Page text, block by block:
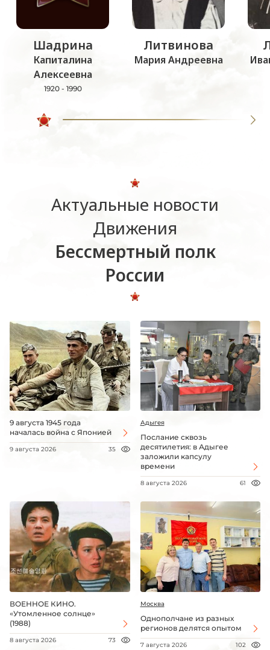
Шадрина
Капиталина
Алексеевна
1920 - 1990
Литвинова
Мария Андреевна
Актуальные новости
Движения
Бессмертный полк
России
9 августа 1945 года
началась война с Японией
9 августа 2026 35
Адыгея
Послание сквозь
десятилетия: в Адыгее
заложили капсулу
времени
8 августа 2026 61
ВОЕННОЕ КИНО.
«Утомленное солнце»
(1988)
8 августа 2026 73
Москва
Однополчане из разных
регионов делятся опытом
7 августа 2026 102